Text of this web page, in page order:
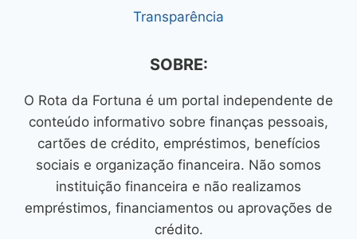
Transparência
SOBRE:
O Rota da Fortuna é um portal independente de
conteúdo informativo sobre finanças pessoais,
cartões de crédito, empréstimos, benefícios
sociais e organização financeira. Não somos
instituição financeira e não realizamos
empréstimos, financiamentos ou aprovações de
crédito.